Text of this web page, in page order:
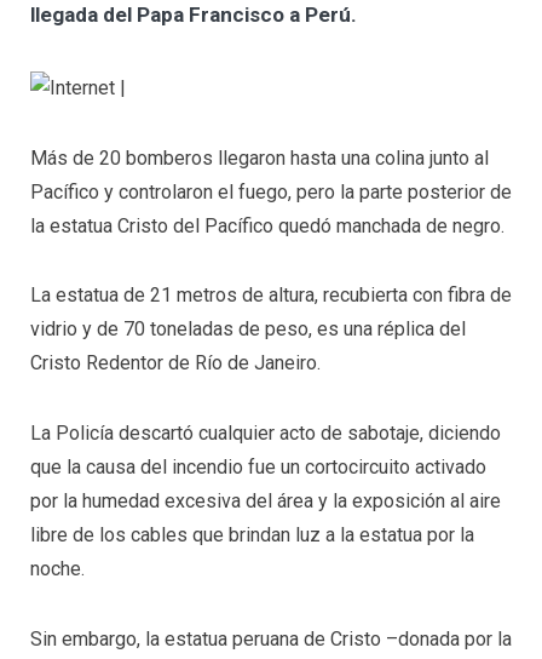
llegada del Papa Francisco a Perú.
Más de 20 bomberos llegaron hasta una colina junto al
Pacífico y controlaron el fuego, pero la parte posterior de
la estatua Cristo del Pacífico quedó manchada de negro.
La estatua de 21 metros de altura, recubierta con fibra de
vidrio y de 70 toneladas de peso, es una réplica del
Cristo Redentor de Río de Janeiro.
La Policía descartó cualquier acto de sabotaje, diciendo
que la causa del incendio fue un cortocircuito activado
por la humedad excesiva del área y la exposición al aire
libre de los cables que brindan luz a la estatua por la
noche.
Sin embargo, la estatua peruana de Cristo –donada por la